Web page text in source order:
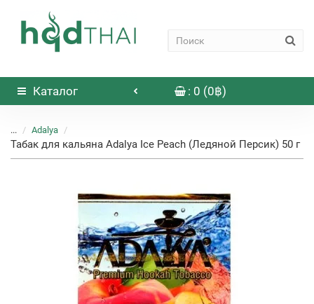
Каталог : 0 (0฿)
... Adalya
Табак для кальяна Adalya Ice Peach (Ледяной Персик) 50 г